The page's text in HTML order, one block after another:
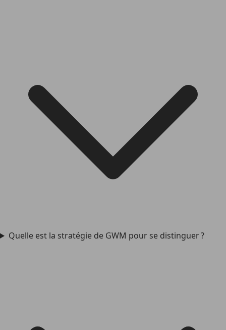
Quelle est la stratégie de GWM pour se distinguer ?